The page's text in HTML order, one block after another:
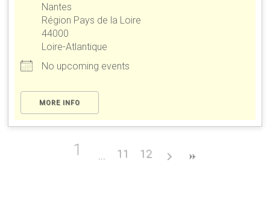
Nantes
Région Pays de la Loire
44000
Loire-Atlantique
No upcoming events
MORE INFO
1 11 12